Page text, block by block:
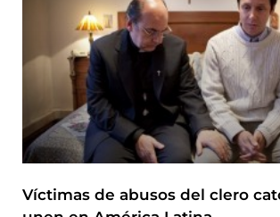
Víctimas de abusos del clero